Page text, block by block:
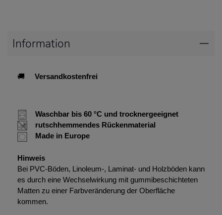
Information
🚚 Versandkostenfrei
Waschbar bis 60 °C und trocknergeeignet
rutschhemmendes Rückenmaterial
Made in Europe
Hinweis
Bei PVC-Böden, Linoleum-, Laminat- und Holzböden kann
es durch eine Wechselwirkung mit gummibeschichteten
Matten zu einer Farbveränderung der Oberfläche
kommen.